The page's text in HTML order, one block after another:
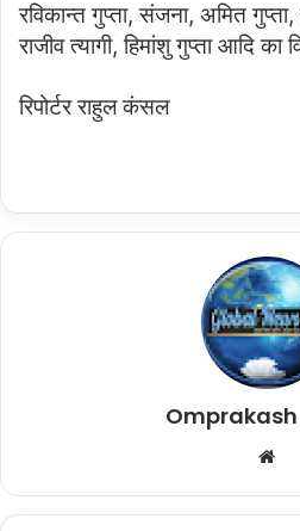
रविकान्त गुप्ता, संजना, अमित
राजीव त्यागी, हिमांशु गुप्ता आदि का
रिपोर्टर राहुल कंसल